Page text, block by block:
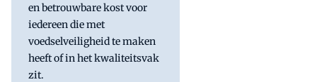
en betrouwbare kost voor
iedereen die met
voedselveiligheid te maken
heeft of in het kwaliteitsvak
zit.